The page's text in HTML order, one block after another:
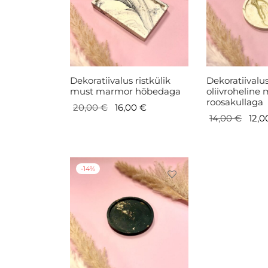
Dekoratiivalus ristkülik
must marmor hõbedaga
20,00€
Algne
16,00 €
oliivroheline
roosakullaga
14,00€
-14%